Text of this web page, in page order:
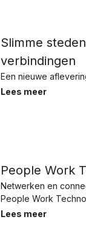
Slimme
verbindingen
Een nieuwe
Lees meer
People Work
Netwerken en
People Work
Lees meer